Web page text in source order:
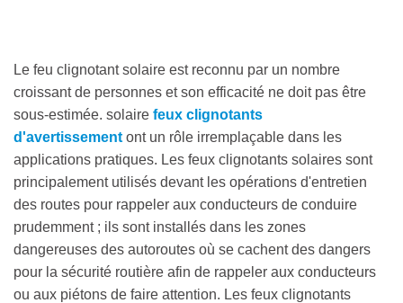
Le feu clignotant solaire est reconnu par un nombre
croissant de personnes et son efficacité ne doit pas être
sous-estimée. solaire feux clignotants
d'avertissement ont un rôle irremplaçable dans les
applications pratiques. Les feux clignotants solaires sont
principalement utilisés devant les opérations d'entretien
des routes pour rappeler aux conducteurs de conduire
prudemment ; ils sont installés dans les zones
dangereuses des autoroutes où se cachent des dangers
pour la sécurité routière afin de rappeler aux conducteurs
ou aux piétons de faire attention. Les feux clignotants